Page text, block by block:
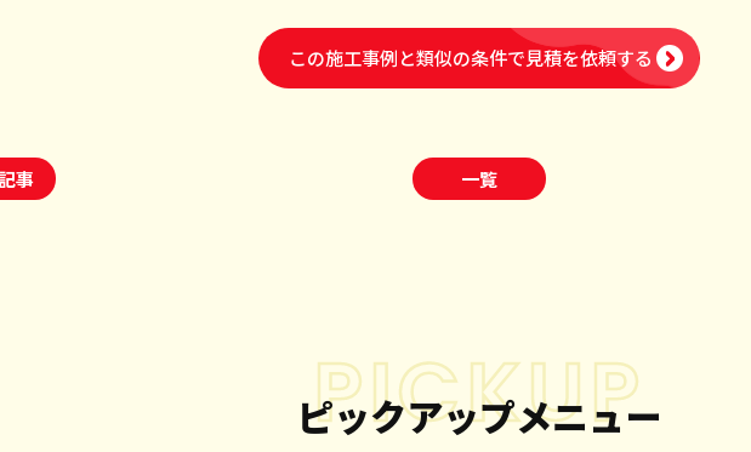
この施工事例と類似の条件で見積を依頼する
事 一覧
PICKUP
ピックアップメニュー